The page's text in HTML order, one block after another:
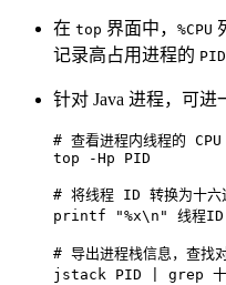
在 top 界面中， %CPU
记录高占用进程的 PID
针对 Java 进程，可进
# 查看进程内线程的
top -Hp PID
# 将线程 ID 转换为十
printf
"%x\n" 线程ID
# 导出进程栈信息，查找
jstack PID | grep 十